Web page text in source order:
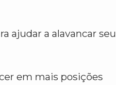
ajudar a alavancar seu
em mais posições